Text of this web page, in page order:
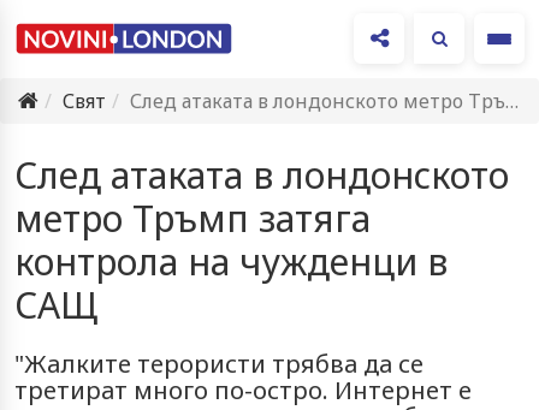
Свят
След атаката в лондонското метро Тръмп затяга контрола на чужденци…
След атаката в лондонското
метро Тръмп затяга
контрола на чужденци в
САЩ
"Жалките терористи трябва да се
третират много по-остро. Интернет е